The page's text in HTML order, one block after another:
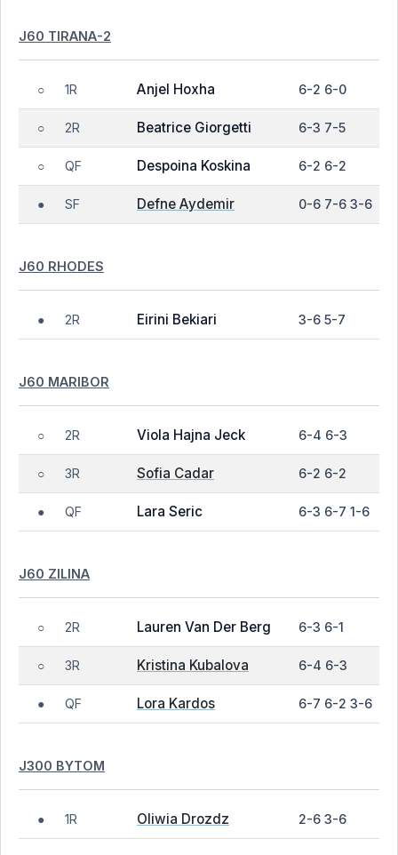
J60 TIRANA-2
○ 1R Anjel Hoxha 6-2 6-0
○ 2R Beatrice Giorgetti 6-3 7-5
○ QF Despoina Koskina 6-2 6-2
● SF Defne Aydemir 0-6 7-6 3-6
J60 RHODES
● 2R Eirini Bekiari 3-6 5-7
J60 MARIBOR
○ 2R Viola Hajna Jeck 6-4 6-3
○ 3R Sofia Cadar 6-2 6-2
● QF Lara Seric 6-3 6-7 1-6
J60 ZILINA
○ 2R Lauren Van Der Berg 6-3 6-1
○ 3R Kristina Kubalova 6-4 6-3
● QF Lora Kardos 6-7 6-2 3-6
J300 BYTOM
● 1R Oliwia Drozdz 2-6 3-6